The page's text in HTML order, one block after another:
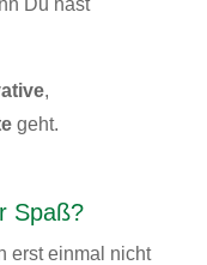
,
geht.
Spaß?
erst einmal nicht